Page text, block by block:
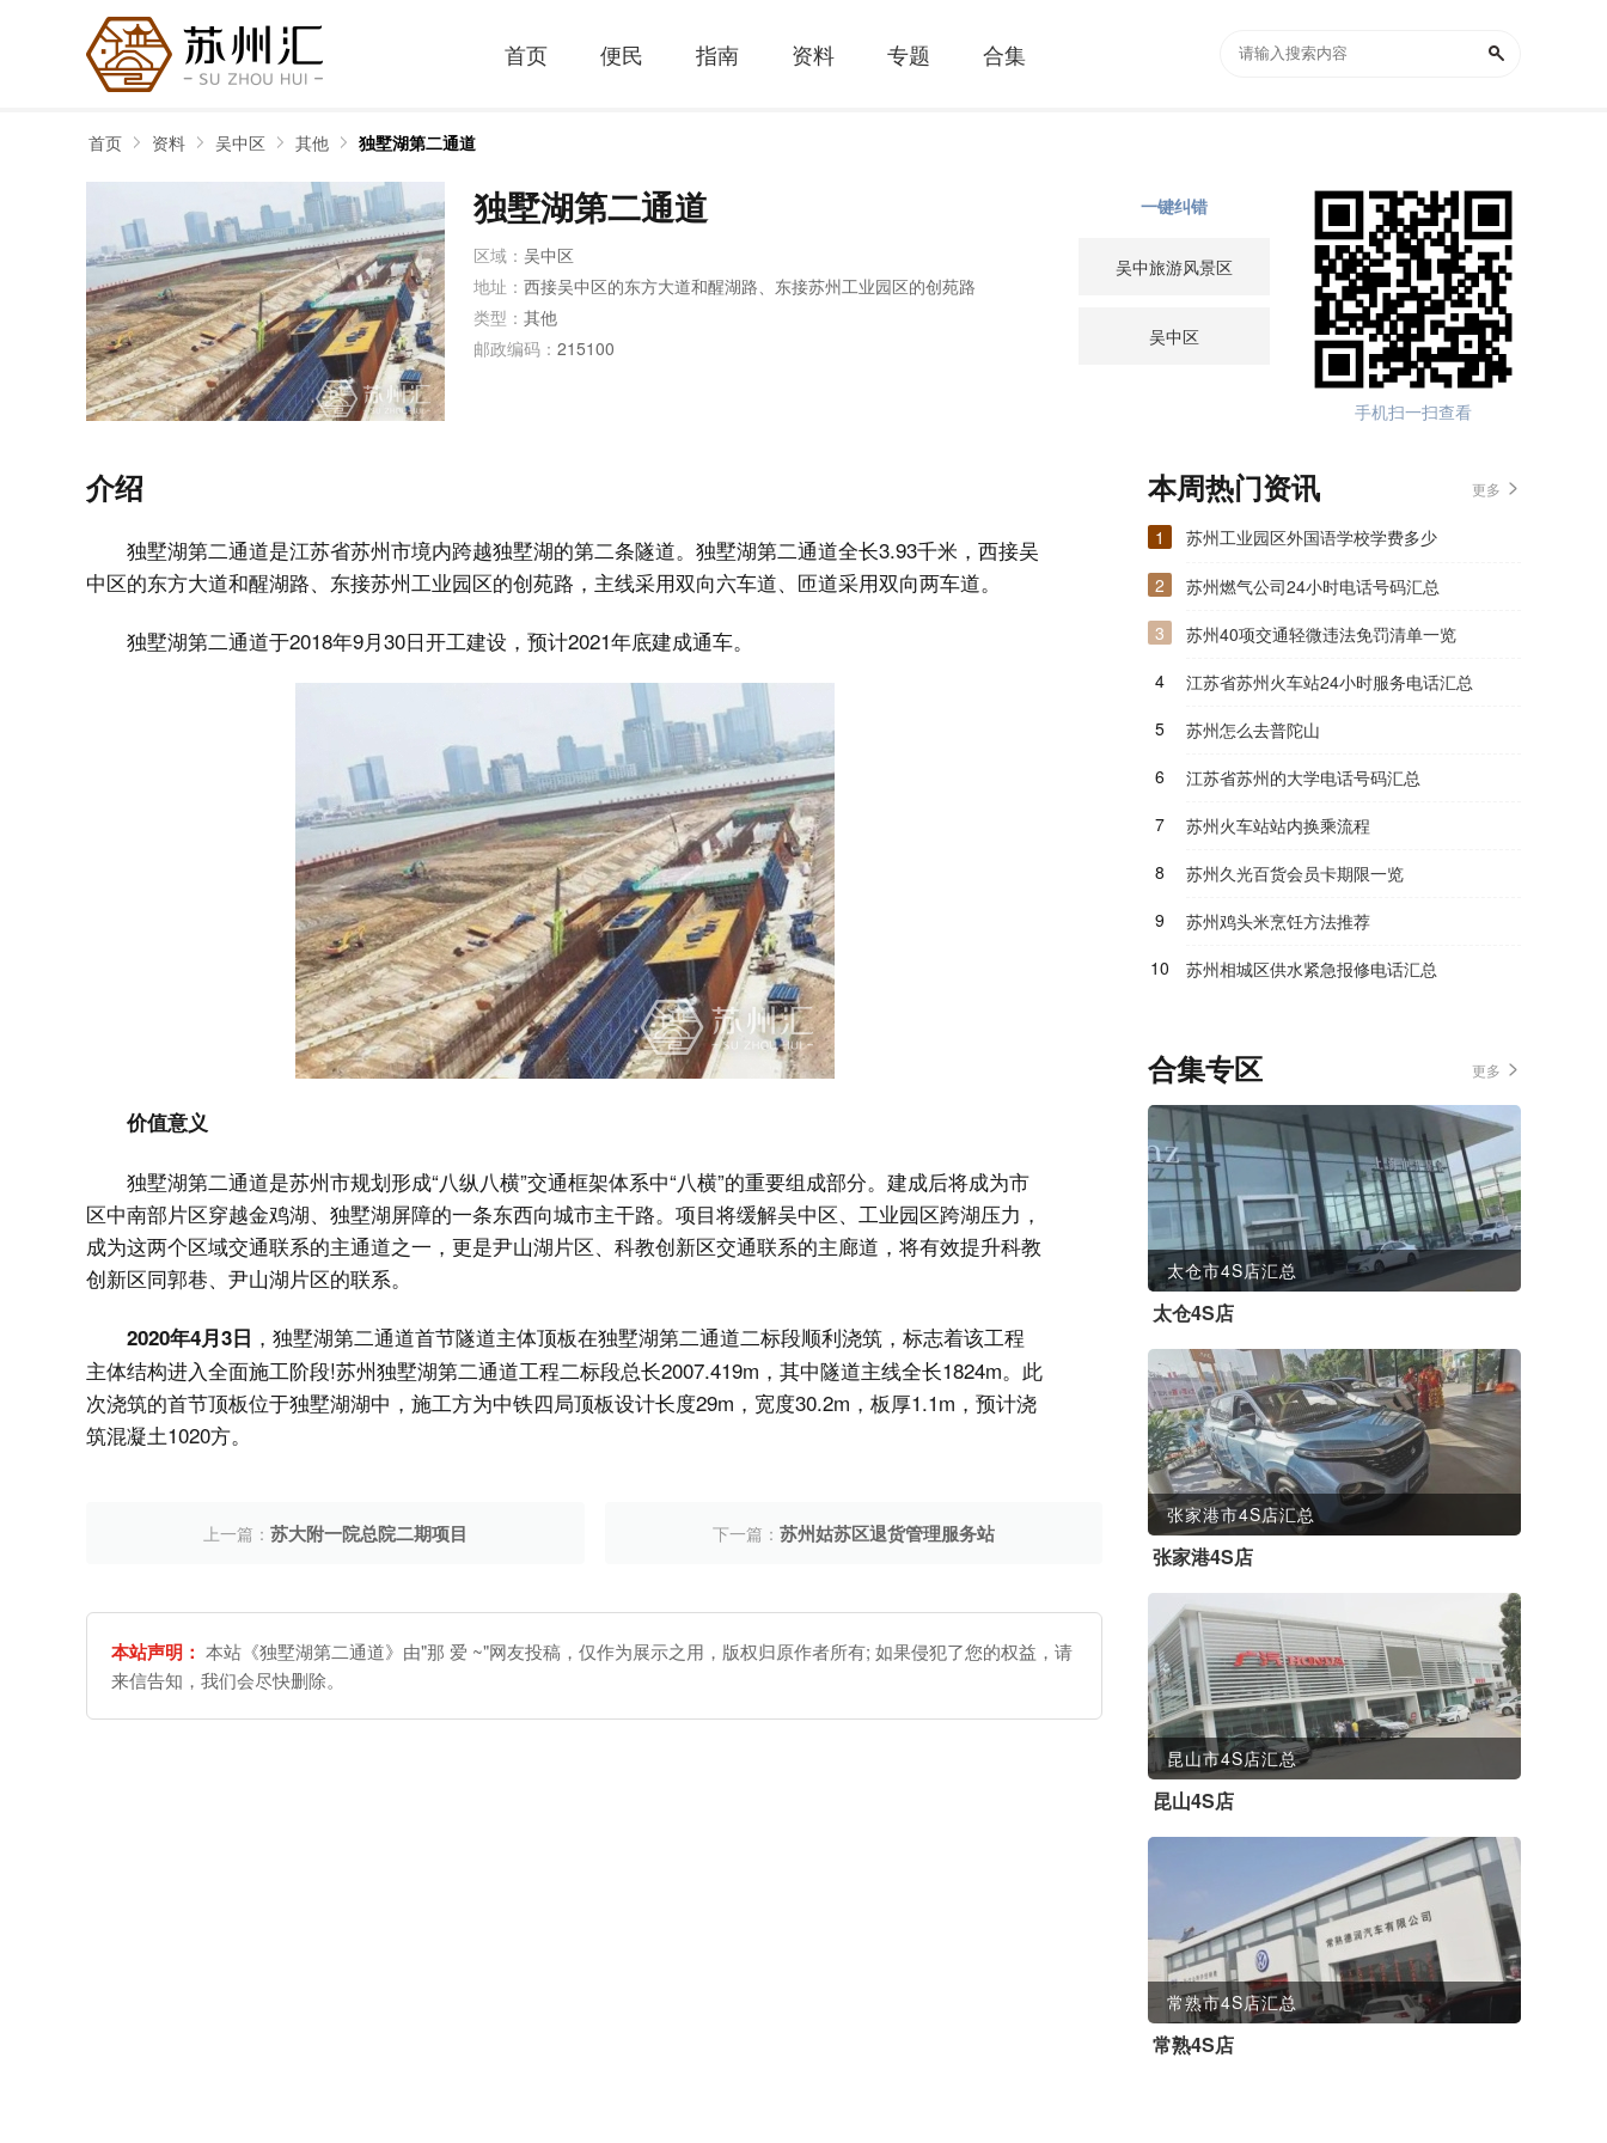
首页 便民 指南 资料 专题 合集
首页 资料 吴中区 其他 独墅湖第二通道
手机扫一扫查看
独墅湖第二通道
区域： 吴中区
地址： 西接吴中区的东方大道和醒湖路、东接苏州工业园区的创苑路
类型： 其他
邮政编码： 215100
吴中旅游风景区
吴中区
一键纠错
介绍
独墅湖第二通道是江苏省苏州市境内跨越独墅湖的第二条隧道。独墅湖第二通道全长3.93千米，西接吴
中区的东方大道和醒湖路、东接苏州工业园区的创苑路，主线采用双向六车道、匝道采用双向两车道。
独墅湖第二通道于2018年9月30日开工建设，预计2021年底建成通车。
价值意义
独墅湖第二通道是苏州市规划形成“八纵八横”交通框架体系中“八横”的重要组成部分。建成后将成为市
区中南部片区穿越金鸡湖、独墅湖屏障的一条东西向城市主干路。项目将缓解吴中区、工业园区跨湖压力，
成为这两个区域交通联系的主通道之一，更是尹山湖片区、科教创新区交通联系的主廊道，将有效提升科教
创新区同郭巷、尹山湖片区的联系。
2020年4月3日 ，独墅湖第二通道首节隧道主体顶板在独墅湖第二通道二标段顺利浇筑，标志着该工程
主体结构进入全面施工阶段!苏州独墅湖第二通道工程二标段总长2007.419m，其中隧道主线全长1824m。此
次浇筑的首节顶板位于独墅湖湖中，施工方为中铁四局顶板设计长度29m，宽度30.2m，板厚1.1m，预计浇
筑混凝土1020方。
上一篇： 苏大附一院总院二期项目 下一篇： 苏州姑苏区退货管理服务站
本站声明： 本站《独墅湖第二通道》由"那 爱 ~"网友投稿，仅作为展示之用，版权归原作者所有; 如果侵犯了您的权益，请
来信告知，我们会尽快删除。
本周热门资讯 更多
1
苏州工业园区外国语学校学费多少
2
苏州燃气公司24小时电话号码汇总
3
苏州40项交通轻微违法免罚清单一览
4
江苏省苏州火车站24小时服务电话汇总
5
苏州怎么去普陀山
6
江苏省苏州的大学电话号码汇总
7
苏州火车站站内换乘流程
8
苏州久光百货会员卡期限一览
9
苏州鸡头米烹饪方法推荐
10
苏州相城区供水紧急报修电话汇总
合集专区 更多
太仓市4S店汇总
太仓4S店
张家港市4S店汇总
张家港4S店
昆山市4S店汇总
昆山4S店
常熟市4S店汇总
常熟4S店